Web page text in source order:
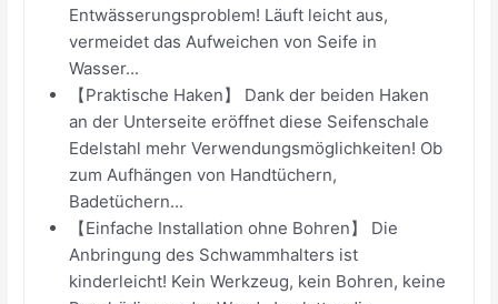
Entwässerungsproblem! Läuft leicht aus,
vermeidet das Aufweichen von Seife in
Wasser...
【Praktische Haken】 Dank der beiden Haken
an der Unterseite eröffnet diese Seifenschale
Edelstahl mehr Verwendungsmöglichkeiten! Ob
zum Aufhängen von Handtüchern,
Badetüchern...
【Einfache Installation ohne Bohren】 Die
Anbringung des Schwammhalters ist
kinderleicht! Kein Werkzeug, kein Bohren, keine